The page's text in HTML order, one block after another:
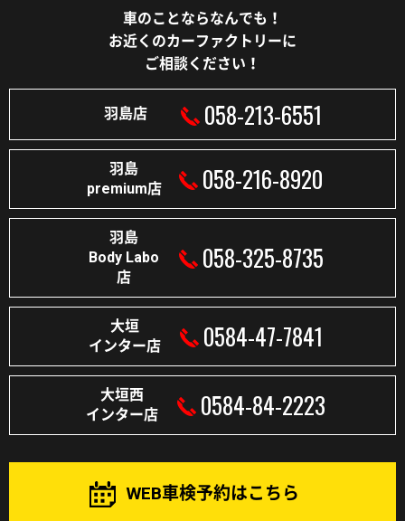
車のことならなんでも！
お近くのカーファクトリーに
ご相談ください！
羽島店 058-213-6551
羽島
premium店
058-216-8920
羽島
Body Labo
店
058-325-8735
大垣
インター店
0584-47-7841
大垣西
インター店
0584-84-2223
WEB車検予約はこちら